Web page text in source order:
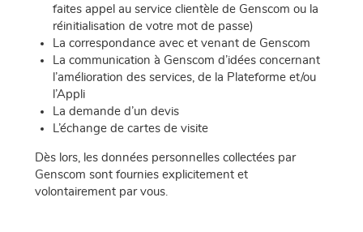
faites appel au service clientèle de Genscom ou la
réinitialisation de votre mot de passe)
La correspondance avec et venant de Genscom
La communication à Genscom d’idées concernant
l’amélioration des services, de la Plateforme et/ou
l’Appli
La demande d’un devis
L’échange de cartes de visite
Dès lors, les données personnelles collectées par
Genscom sont fournies explicitement et
volontairement par vous.